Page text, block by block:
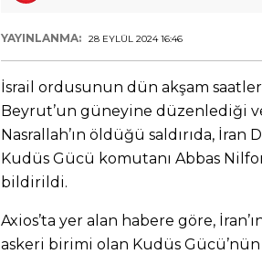
YAYINLANMA: 28 EYLÜL 2024 16:46
İsrail ordusunun dün akşam
Beyrut’un güneyine düzenlediği
Nasrallah’ın öldüğü saldırıda,
Kudüs Gücü komutanı Abbas
bildirildi.
Axios’ta yer alan habere göre,
askeri birimi olan Kudüs